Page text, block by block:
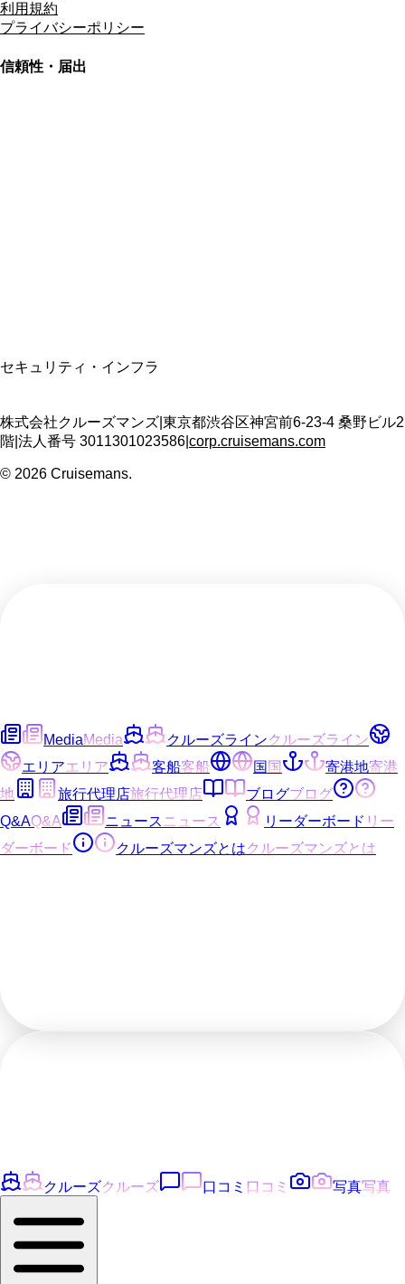
利用規約
プライバシーポリシー
信頼性・届出
セキュリティ・インフラ
株式会社クルーズマンズ 東京都渋谷区神宮前6-23-4 桑野ビル2
階 法人番号 3011301023586 corp.cruisemans.com
© 2026 Cruisemans.
MediaMedia クルーズラインクルーズライン
エリアエリア 客船客船 国国 寄港地寄港
地
旅行代理店旅行代理店 ブログブログ
Q&AQ&A ニュース ニュース リーダーボード リー
ダーボード
クルーズマンズとはクルーズマンズとは
クルーズクルーズ 口コミ 口コミ 写真写真